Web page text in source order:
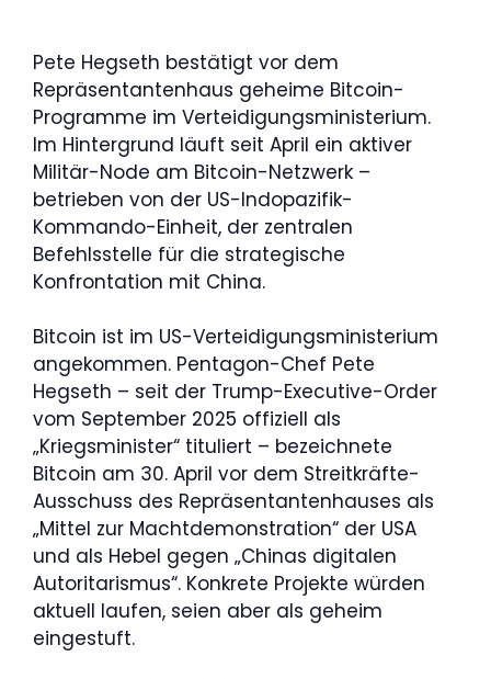
Pete Hegseth bestätigt vor dem
Repräsentantenhaus geheime Bitcoin-
Programme im Verteidigungsministerium.
Im Hintergrund läuft seit April ein aktiver
Militär-Node am Bitcoin-Netzwerk –
betrieben von der US-Indopazifik-
Kommando-Einheit, der zentralen
Befehlsstelle für die strategische
Konfrontation mit China.
Bitcoin ist im US-Verteidigungsministerium
angekommen. Pentagon-Chef Pete
Hegseth – seit der Trump-Executive-Order
vom September 2025 offiziell als
„Kriegsminister“ tituliert – bezeichnete
Bitcoin am 30. April vor dem Streitkräfte-
Ausschuss des Repräsentantenhauses als
„Mittel zur Machtdemonstration“ der USA
und als Hebel gegen „Chinas digitalen
Autoritarismus“. Konkrete Projekte würden
aktuell laufen, seien aber als geheim
eingestuft.